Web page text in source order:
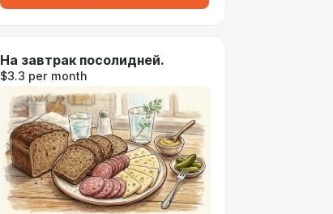
На завтрак посолидней.
$3.3 per month